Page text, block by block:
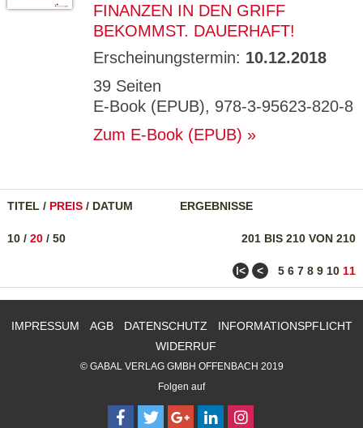
FINANZEN IN DEN GRIFF
BEKOMMST. DAUERHAFT!
Erscheinungstermin: 10.12.2018
39 Seiten
E-Book (EPUB), 978-3-95623-820-8
Zum E-Book (EPUB)
TITEL / PREIS / DATUM ERGEBNISSE
201 BIS 210 VON 210
10 / 20 / 50
ǀ< < 5 6 7 8 9 10 11
IMPRESSUM AGB DATENSCHUTZ
INFORMATIONSPFLICHT
WIDERRUF
© GABAL VERLAG GMBH OFFENBACH 2019
Folgen auf